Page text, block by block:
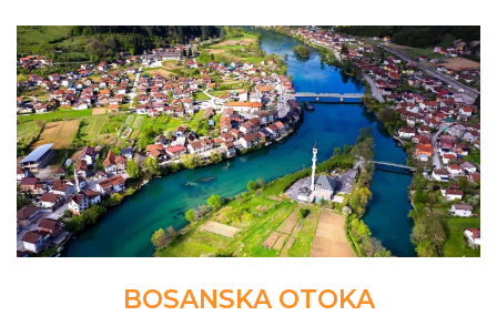
BOSANSKA OTOKA